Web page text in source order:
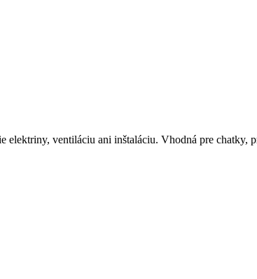
ventiláciu ani inštaláciu. Vhodná pre chatky,